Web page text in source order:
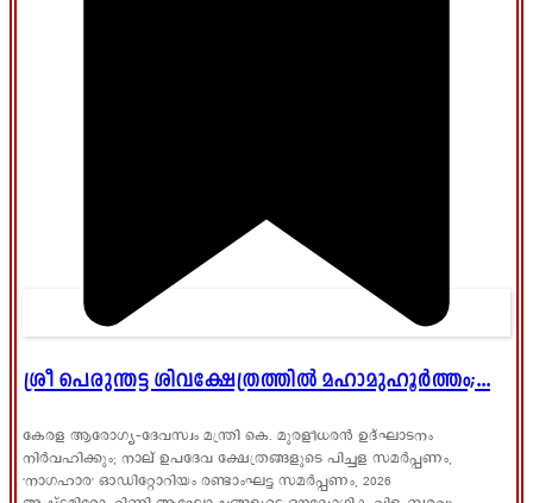
ശ്രീ പെരുന്തട്ട ശിവക്ഷേത്രത്തിൽ മഹാമുഹൂർത്തം;...
കേരള ആരോഗ്യ-ദേവസ്വം മന്ത്രി കെ. മുരളീധരൻ ഉദ്ഘാടനം
നിർവഹിക്കും; നാല് ഉപദേവ ക്ഷേത്രങ്ങളുടെ പിച്ചള സമർപ്പണം,
'നാഗഹാര' ഓഡിറ്റോറിയം രണ്ടാംഘട്ട സമർപ്പണം, 2026